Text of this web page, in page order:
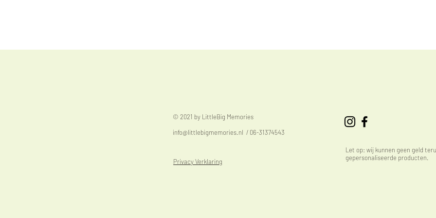
Let op: wij kunnen geen geld
gepersonaliseerde producten.
© 2021 by LittleBig Memories
info@littlebigmemories.nl / 06-31374543
Privacy Verklaring